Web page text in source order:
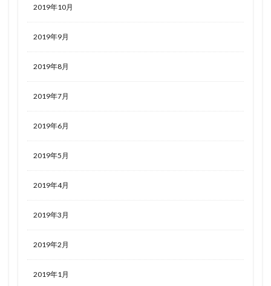
2019年10月
2019年9月
2019年8月
2019年7月
2019年6月
2019年5月
2019年4月
2019年3月
2019年2月
2019年1月